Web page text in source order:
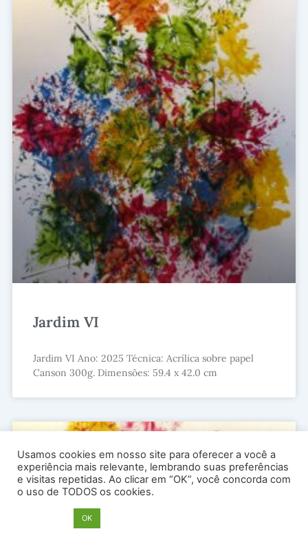
Jardim VI
Jardim VI Ano: 2025 Técnica: Acrílica sobre papel
Canson 300g. Dimensões: 59.4 x 42.0 cm
Usamos cookies em nosso site para oferecer a você a
experiência mais relevante, lembrando suas preferências
e visitas repetidas. Ao clicar em “OK”, você concorda com
o uso de TODOS os cookies.
OK